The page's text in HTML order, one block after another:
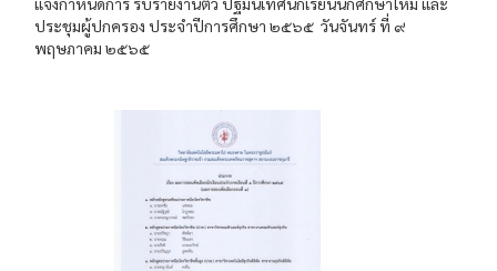
ประชุมผู้ปกครอง ประจำปีการศึกษา ๒๕๖๕ วันจันทร์ ที่ ๙
พฤษภาคม ๒๕๖๕